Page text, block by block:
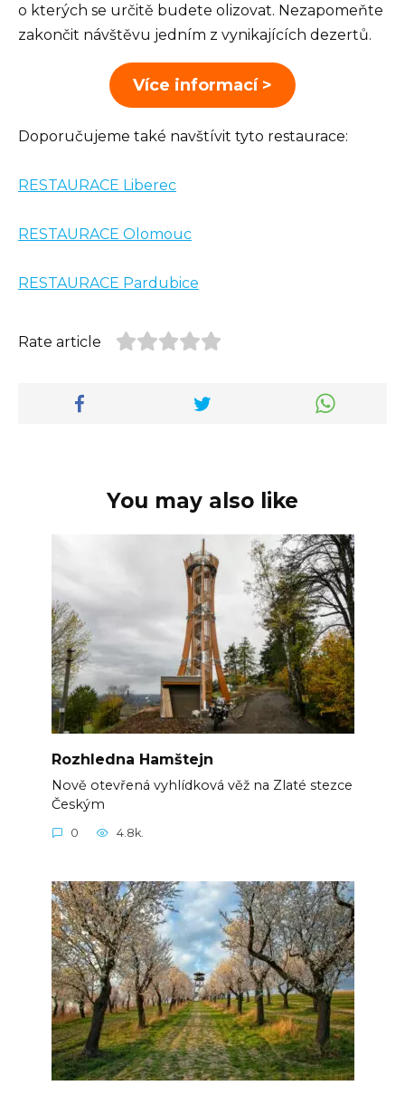
o kterých se určitě budete olizovat. Nezapomeňte
zakončit návštěvu jedním z vynikajících dezertů.
Více informací >
Doporučujeme také navštívit tyto restaurace:
RESTAURACE Liberec
RESTAURACE Olomouc
RESTAURACE Pardubice
Rate article
You may also like
Rozhledna Hamštejn
Nově otevřená vyhlídková věž na Zlaté stezce
Českým
0 4.8k.